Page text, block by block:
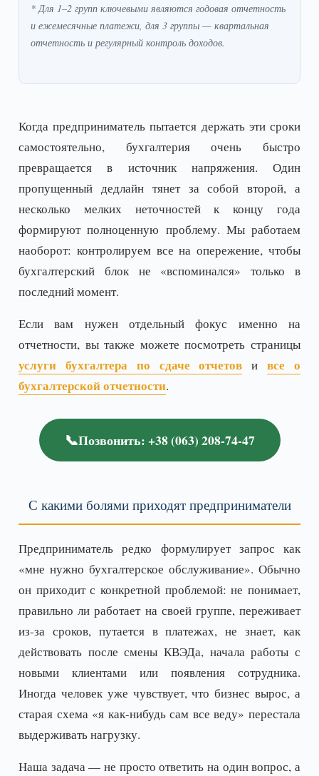
* Для 1–2 групп ключевыми являются годовая отчетность
и ежемесячные платежи, для 3 группы — квартальная
отчетность и регулярный контроль доходов.
Когда предприниматель пытается держать эти сроки
самостоятельно, бухгалтерия очень быстро
превращается в источник напряжения. Один
пропущенный дедлайн тянет за собой второй, а
несколько мелких неточностей к концу года
формируют полноценную проблему. Мы работаем
наоборот: контролируем все на опережение, чтобы
бухгалтерский блок не «вспоминался» только в
последний момент.
Если вам нужен отдельный фокус именно на
отчетности, вы также можете посмотреть страницы
услуги бухгалтера по сдаче отчетов ивсе о
бухгалтерской отчетности.
📞Позвонить: +38 (063) 208-74-47
С какими болями приходят предприниматели
Предприниматель редко формулирует запрос как
«мне нужно бухгалтерское обслуживание». Обычно
он приходит с конкретной проблемой: не понимает,
правильно ли работает на своей группе, переживает
из-за сроков, путается в платежах, не знает, как
действовать после смены КВЭДа, начала работы с
новыми клиентами или появления сотрудника.
Иногда человек уже чувствует, что бизнес вырос, а
старая схема «я как-нибудь сам все веду» перестала
выдерживать нагрузку.
Наша задача — не просто ответить на один вопрос, а